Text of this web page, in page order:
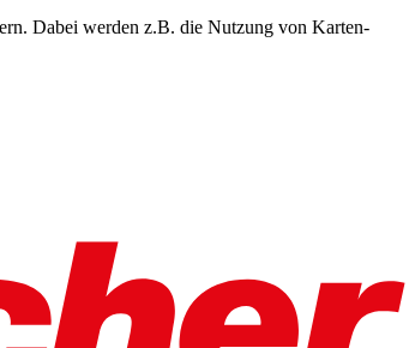
Dabei werden z.B. die Nutzung von Karten-